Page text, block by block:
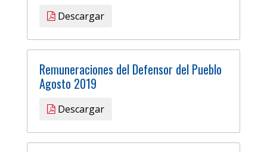
Descargar
Remuneraciones del Defensor del Pueblo
Agosto 2019
Descargar